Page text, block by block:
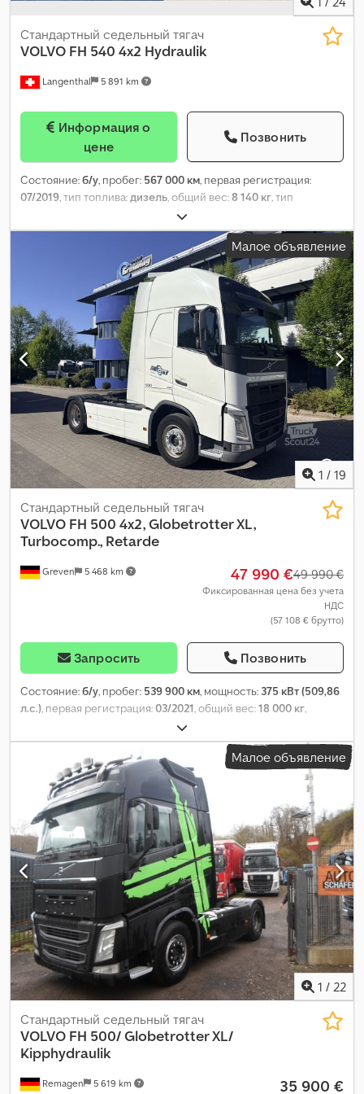
Abbsa - Система сигнализации - Солнцезащитный козырек -
Стекло на крыше - Тахограф - Централизованная система
смазки = Дополнительная информация = Трансмиссия: Volvo,
12.780 cc Полная масса автомобиля: 18.000 kg Марка
€ 29.990, US$ 34.160
Langenthal 5 891 km
Стандартный седельный тягач
VOLVO FH 540 4x2 Hydraulik
цене
Позвонить
Состояние:б/у, пробег: 567 000 км, первая регистрация:
07/2019, тип топлива:дизель, общий вес:8 140 кг, тип
, класс выбросов:
Малое объявление
1 / 19
Greven 5 468 km
Стандартный седельный тягач
VOLVO FH 500 4x2, Globetrotter XL,
Turbocomp., Retarde
47 990 €49 990 €
Фиксированная цена без учета
НДС
(57 108 € брутто)
Запросить Позвонить
Состояние:б/у, пробег: 539 900 км, мощность: 375 кВт (509,86
л.с.), первая регистрация:03/2021, общий вес:18 000 кг,
, следующая проверка (TÜV):
10/2026, тормоза:ретардер, тип передачи:автоматический,
класс выбросов:Евро 6, Оборудование: ABS, кондиционер,
навигационная система, отопитель стояночный,
электронная программа стабилизации (ESP)
Малое объявление
1 / 22
Remagen 5 619 km
Стандартный седельный тягач
VOLVO FH 500/ Globetrotter XL/
Kipphydraulik
35 900 €